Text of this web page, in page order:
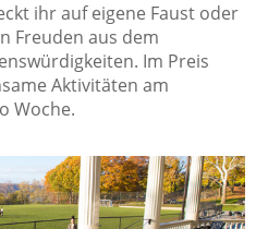
ihr auf eigene Faust oder
Freuden aus dem
Im Preis
Aktivitäten am
Woche.